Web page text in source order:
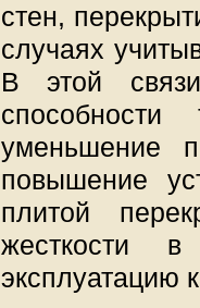
стен,
случаях
В этой
уменьшение
повышение
плитой
жесткости
эксплуатацию